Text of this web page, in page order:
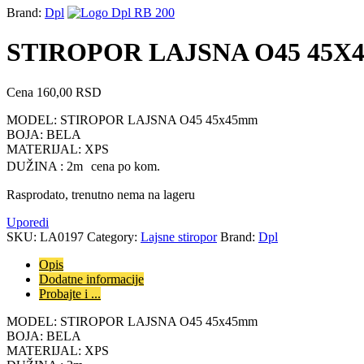
Brand: Dpl
STIROPOR LAJSNA O45
Cena 160,00 RSD
MODEL: STIROPOR LAJSNA O45 45x45mm
BOJA: BELA
MATERIJAL: XPS
DUŽINA : 2m cena po kom.
Rasprodato, trenutno nema na lageru
Uporedi
SKU: LA0197 Category: Lajsne stiropor Brand: Dpl
Opis
Dodatne informacije
Probajte i ...
MODEL: STIROPOR LAJSNA O45 45x45mm
BOJA: BELA
MATERIJAL: XPS